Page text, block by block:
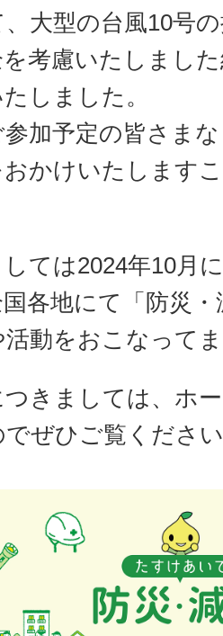
大型の台風10号
考慮いたしまし
しました。
加予定の皆さま
かけいたします
ては2024年10月
各地にて「防災
動をおこなって
きましては、ホ
ぜひご覧くださ